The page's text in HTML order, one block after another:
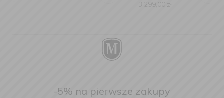
3 299,00zł
-5% na pierwsze zakupy